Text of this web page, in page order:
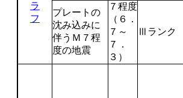
ラ
フ
プレートの
沈み込みに
伴うＭ７程
度の地震
７程度
（６．
７～
７．
３）
Ⅲランク